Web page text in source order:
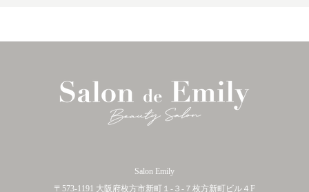
Salon Emily
〒573-1191 大阪府枚方市新町１-３-７枚方新町ビル４F